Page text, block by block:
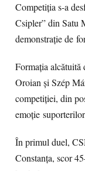
Competiția s-a
Csipler” din Satu
demonstrație de
Formația
Oroian și Szép
competiției, din
emoție
În primul duel,
Constanța, scor